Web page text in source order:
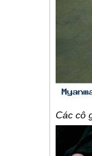
Các cô